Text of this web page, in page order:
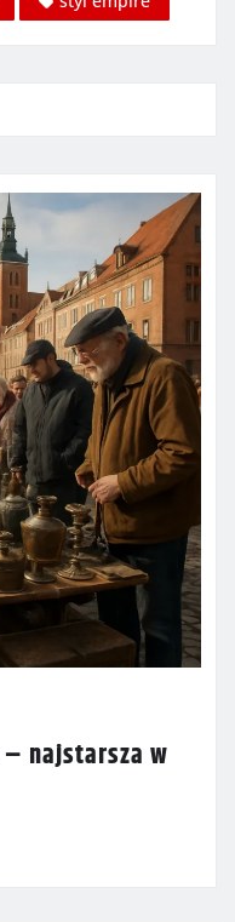
– najstarsza w